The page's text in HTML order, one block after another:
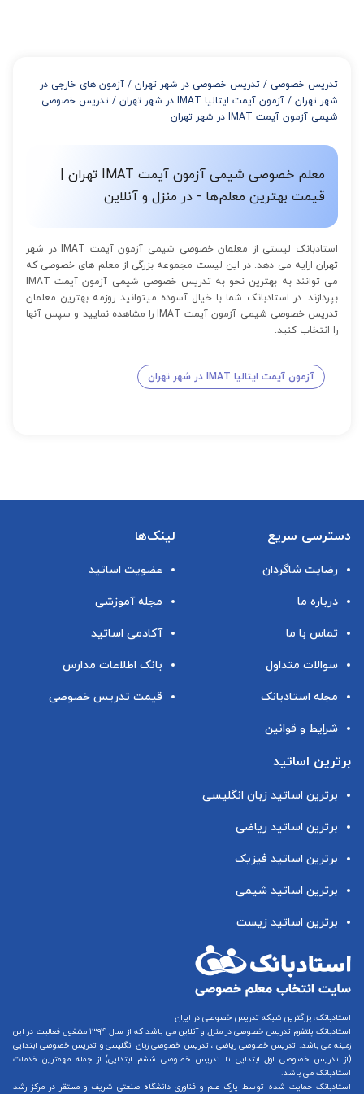
از 12 تا 15 جلسه: 7% تخفیف
از 16 تا 100 جلسه: 9% تخفیف
تدریس خصوصی / تدریس خصوصی در شهر تهران / آزمون های خارجی در
شهر تهران / آزمون آیمت ایتالیا IMAT در شهر تهران / تدریس خصوصی
شیمی آزمون آیمت IMAT در شهر تهران
معلم خصوصی شیمی آزمون آیمت IMAT تهران |
قیمت بهترین معلم‌ها - در منزل و آنلاین
استادبانک لیستی از معلمان خصوصی شیمی آزمون آیمت IMAT در شهر
تهران ارایه می دهد. در این لیست مجموعه بزرگی از معلم های خصوصی که
می توانند به بهترین نحو به تدریس خصوصی شیمی آزمون آیمت IMAT
بپردازند. در استادبانک شما با خیال آسوده میتوانید روزمه بهترین معلمان
تدریس خصوصی شیمی آزمون آیمت IMAT را مشاهده نمایید و سپس آنها
را انتخاب کنید.
آزمون آیمت ایتالیا IMAT در شهر تهران
دسترسی سریع
رضایت شاگردان
درباره ما
تماس با ما
سوالات متداول
مجله استادبانک
شرایط و قوانین
لینک‌ها
عضویت اساتید
مجله آموزشی
آکادمی اساتید
بانک اطلاعات مدارس
قیمت تدریس خصوصی
برترین اساتید
برترین اساتید زبان انگلیسی
برترین اساتید ریاضی
برترین اساتید فیزیک
برترین اساتید شیمی
برترین اساتید زیست
استادبانک، بزرگترین شبکه تدریس خصوصی در ایران
استادبانک پلتفرم تدریس خصوصی در منزل و آنلاین
می باشد که از سال ۱۳۹۴ مشغول فعالیت در این
زمینه می باشد. تدریس خصوصی ریاضی ، تدریس خصوصی زبان انگلیسیو تدریس خصوصی ابتدایی
(از تدریس خصوصی اول ابتدایی تا تدریس خصوصی ششم ابتدایی) از جمله مهمترین خدمات
استادبانک می باشد.
استادبانک حمایت شده توسط پارک علم و فناوری دانشگاه صنعتی شریف و مستقر در مرکز رشد